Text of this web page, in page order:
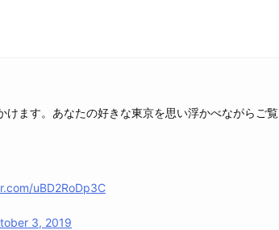
ます。あなたの好きな東京を思い浮かべながらご覧
uBD2RoDp3C
3, 2019